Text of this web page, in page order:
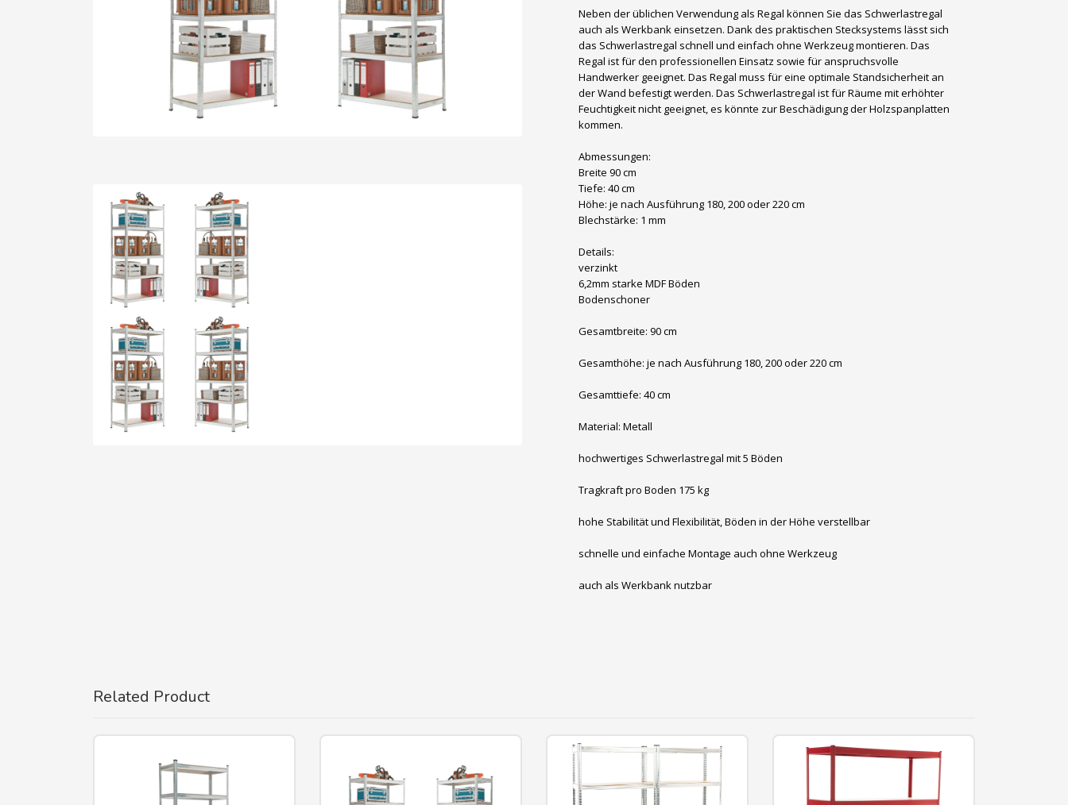
Neben der üblichen Verwendung als Regal können Sie das Schwerlastregal
auch als Werkbank einsetzen. Dank des praktischen Stecksystems lässt sich
das Schwerlastregal schnell und einfach ohne Werkzeug montieren. Das
Regal ist für den professionellen Einsatz sowie für anspruchsvolle
Handwerker geeignet. Das Regal muss für eine optimale Standsicherheit an
der Wand befestigt werden. Das Schwerlastregal ist für Räume mit erhöhter
Feuchtigkeit nicht geeignet, es könnte zur Beschädigung der Holzspanplatten
kommen.
Abmessungen:
Breite 90 cm
Tiefe: 40 cm
Höhe: je nach Ausführung 180, 200 oder 220 cm
Blechstärke: 1 mm
Details:
verzinkt
6,2mm starke MDF Böden
Bodenschoner
Gesamtbreite: 90 cm
Gesamthöhe: je nach Ausführung 180, 200 oder 220 cm
Gesamttiefe: 40 cm
Material: Metall
hochwertiges Schwerlastregal mit 5 Böden
Tragkraft pro Boden 175 kg
hohe Stabilität und Flexibilität, Böden in der Höhe verstellbar
schnelle und einfache Montage auch ohne Werkzeug
auch als Werkbank nutzbar
Related Product